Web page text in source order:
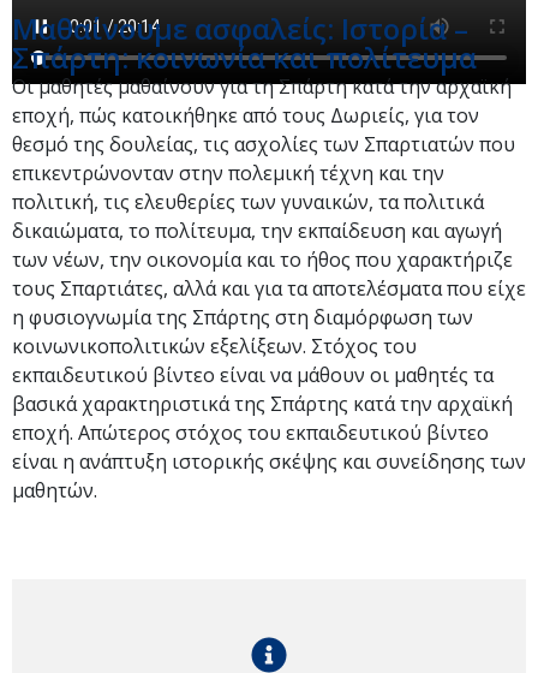
Μαθαίνουμε ασφαλείς: Ιστορία –
Σπάρτη: κοινωνία και πολίτευμα
Οι μαθητές μαθαίνουν για τη Σπάρτη κατά την αρχαϊκή
εποχή, πώς κατοικήθηκε από τους Δωριείς, για τον
θεσμό της δουλείας, τις ασχολίες των Σπαρτιατών που
επικεντρώνονταν στην πολεμική τέχνη και την
πολιτική, τις ελευθερίες των γυναικών, τα πολιτικά
δικαιώματα, το πολίτευμα, την εκπαίδευση και αγωγή
των νέων, την οικονομία και το ήθος που χαρακτήριζε
τους Σπαρτιάτες, αλλά και για τα αποτελέσματα που είχε
η φυσιογνωμία της Σπάρτης στη διαμόρφωση των
κοινωνικοπολιτικών εξελίξεων. Στόχος του
εκπαιδευτικού βίντεο είναι να μάθουν οι μαθητές τα
βασικά χαρακτηριστικά της Σπάρτης κατά την αρχαϊκή
εποχή. Απώτερος στόχος του εκπαιδευτικού βίντεο
είναι η ανάπτυξη ιστορικής σκέψης και συνείδησης των
μαθητών.